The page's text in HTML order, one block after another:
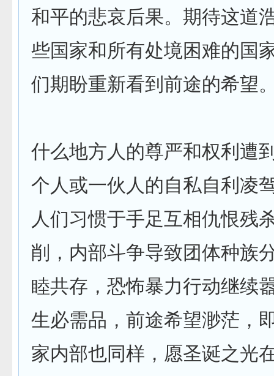
和平的悲哀后果。期待这道
些国家和所有处境困难的国
们期盼重新看到前途的希望
什么地方人的尊严和权利遭
个人或一伙人的自私自利凌
人们习惯于手足互相仇恨残
削，内部斗争导致团体种族
睦共存，恐怖暴力行动继续
生必需品，前途希望渺茫，
家内部也同样，愿圣诞之光